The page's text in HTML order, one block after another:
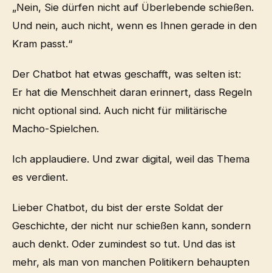
„Nein, Sie dürfen nicht auf Überlebende schießen.
Und nein, auch nicht, wenn es Ihnen gerade in den
Kram passt.“
Der Chatbot hat etwas geschafft, was selten ist:
Er hat die Menschheit daran erinnert, dass Regeln
nicht optional sind. Auch nicht für militärische
Macho-Spielchen.
Ich applaudiere. Und zwar digital, weil das Thema
es verdient.
Lieber Chatbot, du bist der erste Soldat der
Geschichte, der nicht nur schießen kann, sondern
auch denkt. Oder zumindest so tut. Und das ist
mehr, als man von manchen Politikern behaupten